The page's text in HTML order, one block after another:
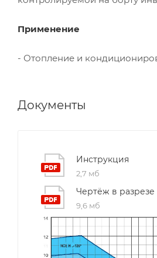
Применение
- Отопление и
Документы
Инструкция
2,7 мб
Чертёж в разрезе
9,6 мб